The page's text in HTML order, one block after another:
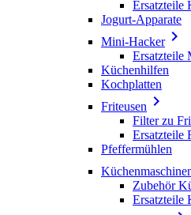
Ersatzteile
Jogurt-Apparate
Mini-Hacker
Ersatzteile
Küchenhilfen
Kochplatten
Friteusen 
Filter zu
Ersatzteile
Pfeffermühlen
Zubehör
Ersatzteile